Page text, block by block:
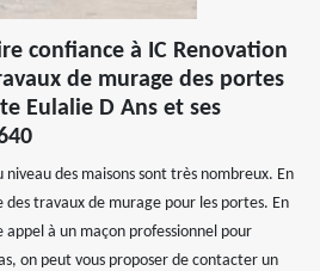
confiance à IC Renovation
de murage des portes
Eulalie D Ans et ses
niveau des maisons sont très nombreux. En
travaux de murage pour les portes. En
à un maçon professionnel pour
on peut vous proposer de contacter un